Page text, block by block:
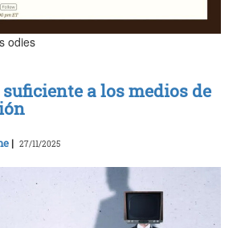
odies
a los medios de
| 27/11/2025